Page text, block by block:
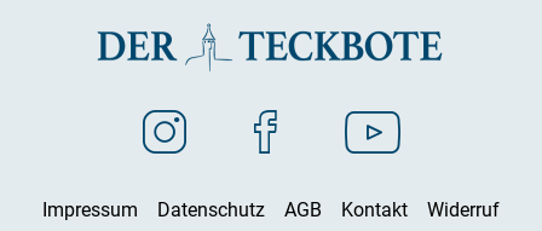
Impressum Datenschutz AGB Kontakt
Widerruf